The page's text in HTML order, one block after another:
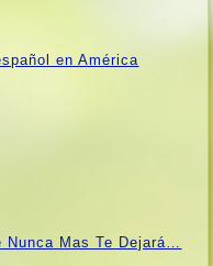
en América
Mas Te Dejará…